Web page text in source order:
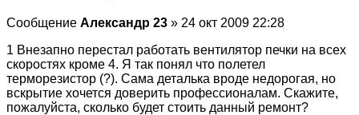
Сообщение Александр 23 » 24 окт 2009 22:28
1 Внезапно перестал работать вентилятор печки на всех
скоростях кроме 4. Я так понял что полетел
терморезистор (?). Сама деталька вроде недорогая, но
вскрытие хочется доверить профессионалам. Скажите,
пожалуйста, сколько будет стоить данный ремонт?